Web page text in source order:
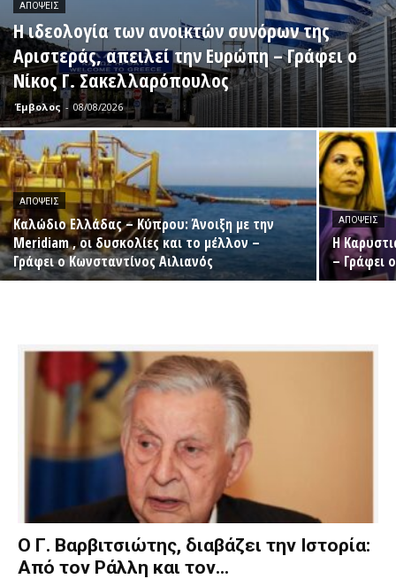
ΑΠΌΨΕΙΣ
Η ιδεολογία των ανοικτών συνόρων της
Αριστεράς, απειλεί την Ευρώπη – Γράφει ο
Νίκος Γ. Σακελλαρόπουλος
Έμβολος - 08/08/2026
ΑΠΌΨΕΙΣ
Καλώδιο Ελλάδας – Κύπρου: Άνοιξη με την
Meridiam , οι δυσκολίες και το μέλλον –
Γράφει ο Κωνσταντίνος Αιλιανός
ΑΠΌΨΕΙΣ
Η
– Γράφει
Ο Γ. Βαρβιτσιώτης, διαβάζει την Ιστορία:
Από τον Ράλλη και τον...